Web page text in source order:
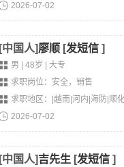
2026-07-02
[中国人]廖顺 [发短信 ]
男 | 48岁 | 大专
求职岗位：安全，销售
求职地区：|越南|河内|海防|顺
2026-07-02
[中国人]吉先生 [发短信 ]